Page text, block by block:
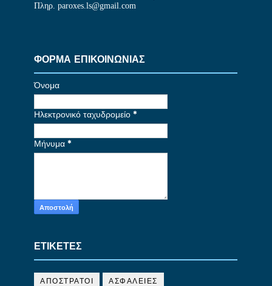
Πληρ. paroxes.ls@gmail.com
ΦΟΡΜΑ ΕΠΙΚΟΙΝΩΝΙΑΣ
Όνομα
Ηλεκτρονικό ταχυδρομείο *
Μήνυμα *
ΕΤΙΚΕΤΕΣ
ΑΠΟΣΤΡΑΤΟΙ ΑΣΦΑΛΕΙΕΣ